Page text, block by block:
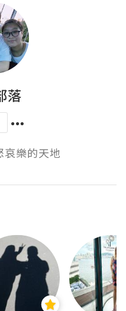
落
哀樂的天地